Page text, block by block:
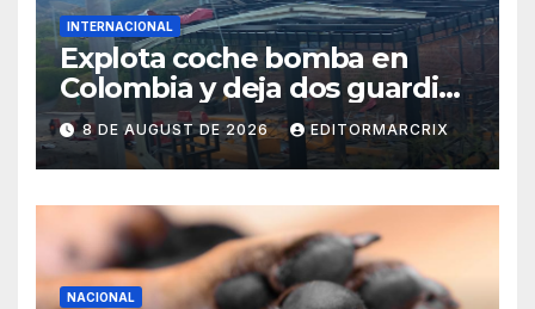
INTERNACIONAL
Explota coche bomba en
Colombia y deja dos guardias
heridos
8 DE AUGUST DE 2026 EDITORMARCRIX
NACIONAL